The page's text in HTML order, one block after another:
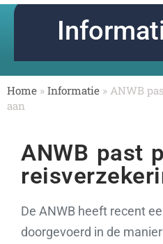
Home » Informatie » ANWB
aan
ANWB past
De ANWB heeft recent
doorgevoerd in de